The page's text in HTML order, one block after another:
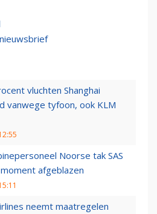
vluchten Shanghai
vanwege tyfoon, ook KLM
Noorse tak SAS
afgeblazen
neemt maatregelen